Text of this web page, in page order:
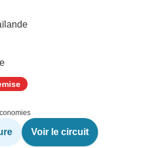
Voir le circuit